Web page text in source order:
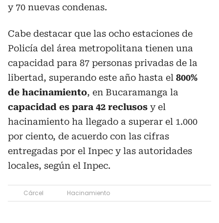
y 70 nuevas condenas.
Cabe destacar que las ocho estaciones de
Policía del área metropolitana tienen una
capacidad para 87 personas privadas de la
libertad, superando este año hasta el 800%
de hacinamiento, en Bucaramanga la
capacidad es para 42 reclusos y el
hacinamiento ha llegado a superar el 1.000
por ciento, de acuerdo con las cifras
entregadas por el Inpec y las autoridades
locales, según el Inpec.
Cárcel Hacinamiento